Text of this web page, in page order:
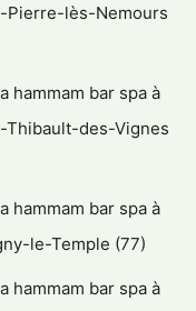
Pierre-lès-Nemours
hammam bar spa à
Thibault-des-Vignes
hammam bar spa à
le-Temple (77)
hammam bar spa à